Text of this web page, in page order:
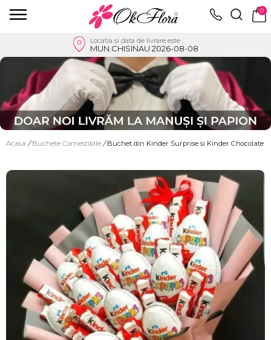
0
Locatia si data de livrare este
MUN.CHISINAU 2026-08-08
Acasa / Buchete Comestibile / Buchet din Kinder Surprise si Kinder Chocolate